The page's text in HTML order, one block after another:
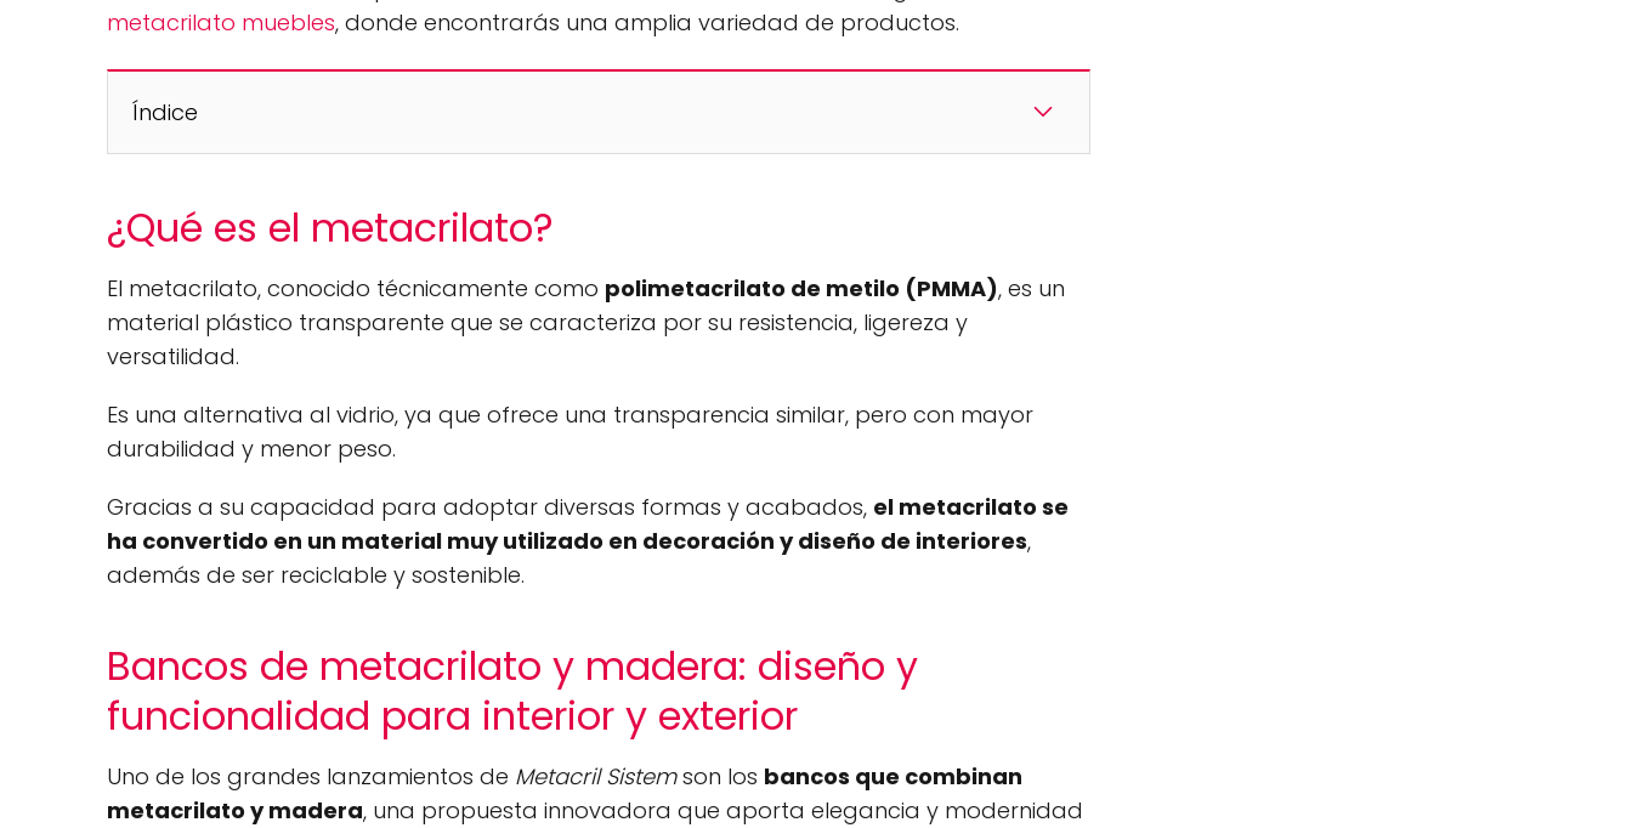
metacrilato muebles, donde encontrarás una amplia variedad de productos.
Índice
¿Qué es el metacrilato?
El metacrilato, conocido técnicamente como polimetacrilato de metilo (PMMA), es un
material plástico transparente que se caracteriza por su resistencia, ligereza y
versatilidad.
Es una alternativa al vidrio, ya que ofrece una transparencia similar, pero con mayor
durabilidad y menor peso.
Gracias a su capacidad para adoptar diversas formas y acabados, el metacrilato se
ha convertido en un material muy utilizado en decoración y diseño de interiores,
además de ser reciclable y sostenible.
Bancos de metacrilato y madera: diseño y
funcionalidad para interior y exterior
Uno de los grandes lanzamientos de Metacril Sistemson los bancos que combinan
metacrilato y madera, una propuesta innovadora que aporta elegancia y modernidad